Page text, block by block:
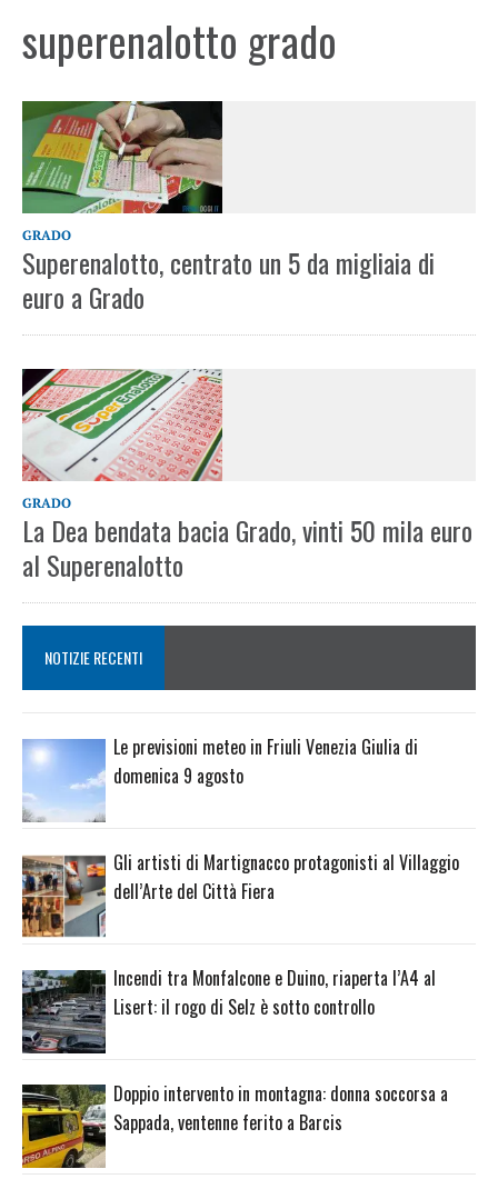
superenalotto grado
GRADO
Superenalotto, centrato un 5 da migliaia di
euro a Grado
GRADO
La Dea bendata bacia Grado, vinti 50 mila euro
al Superenalotto
NOTIZIE RECENTI
Le previsioni meteo in Friuli Venezia Giulia di
domenica 9 agosto
Gli artisti di Martignacco protagonisti al Villaggio
dell’Arte del Città Fiera
Incendi tra Monfalcone e Duino, riaperta l’A4 al
Lisert: il rogo di Selz è sotto controllo
Doppio intervento in montagna: donna soccorsa a
Sappada, ventenne ferito a Barcis